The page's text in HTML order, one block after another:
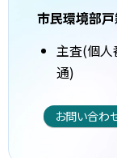
市民環境部
主査(個人
通)
お問い合わ